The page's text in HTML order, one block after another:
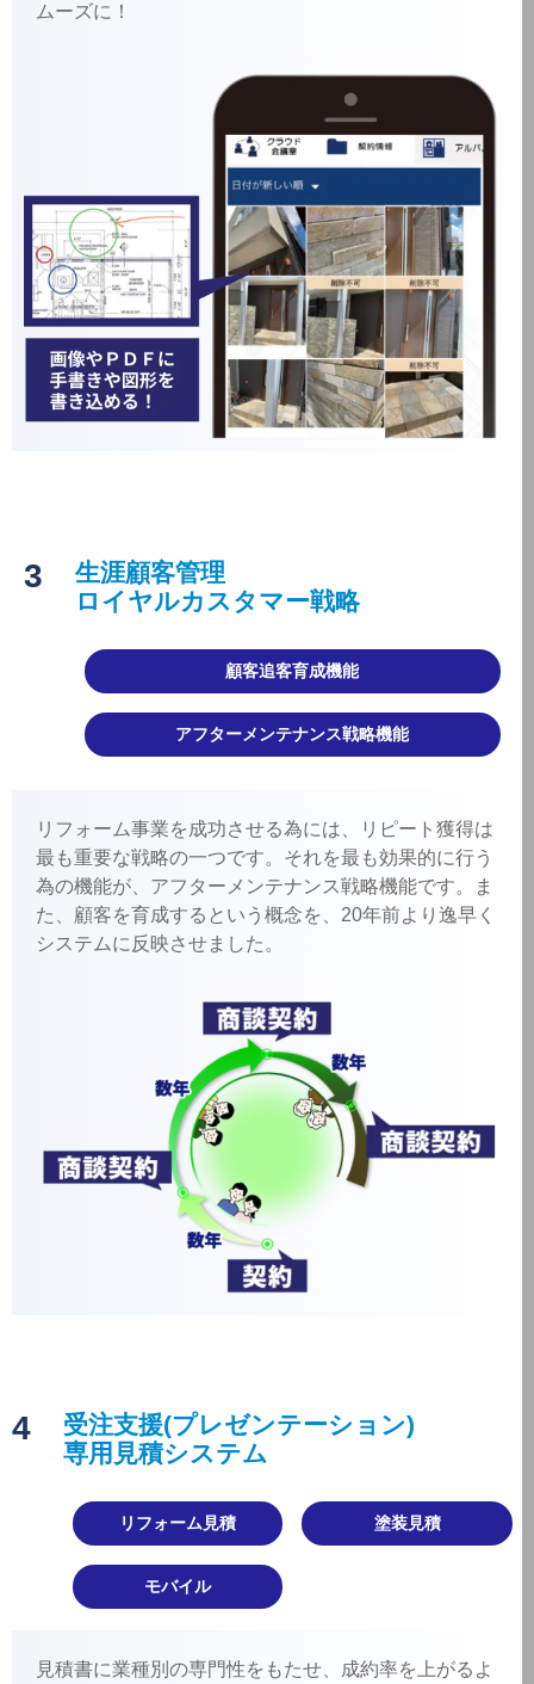
ムーズに！
3
生涯顧客管理
ロイヤルカスタマー戦略
顧客追客育成機能
アフターメンテナンス戦略機能
リフォーム事業を成功させる為には、リピート獲得は
最も重要な戦略の一つです。それを最も効果的に行う
為の機能が、アフターメンテナンス戦略機能です。ま
た、顧客を育成するという概念を、20年前より逸早く
システムに反映させました。
4
受注支援(プレゼンテーション)
専用見積システム
リフォーム見積 塗装見積
モバイル
見積書に業種別の専門性をもたせ、成約率を上がるよ